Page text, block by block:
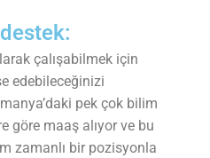
çalışabilmek için
edebileceğinizi
pek çok bilim
göre maaş alıyor ve bu
zamanlı bir pozisyonla